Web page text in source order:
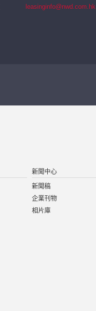
leasinginfo@nwd.com.hk
新聞中心
新聞稿
企業刊物
相片庫